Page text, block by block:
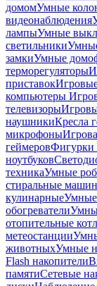
домомУмные
видеонаблюдения
лампыУмные
светильники
замкиУмные
терморегуляторы
приставок
компьютеры
телевизоры
наушникиКресла
микрофоны
геймеровФигурки
ноутбуков
техникаУмные
стиральные
кулинарныеУмные
обогреватели
отопительные
метеостанции
животныхУмные
Flash накопители
памятиСетевые